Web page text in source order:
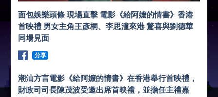
面包娛樂頭條 現場直擊 電影《給阿嬤的情書》香港
首映禮 男女主角王彥桐、李思潼來港 驚喜與劉德華
同場見面
分享
潮汕方言電影《給阿嬤的情書》在香港舉行首映禮，
財政司司長陳茂波受邀出席首映禮，並擔任主禮嘉